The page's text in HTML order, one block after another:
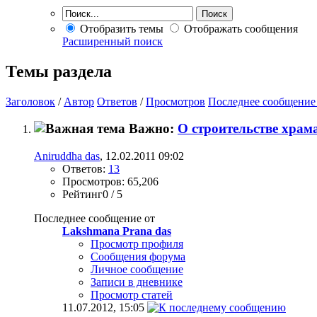
Отобразить темы
Отображать сообщения
Расширенный поиск
Темы раздела
Заголовок / Автор Ответов /Просмотров Последнее сообщение
Важно: О строительстве
Aniruddha das, 12.02.2011 09:02
Ответов: 13
Просмотров: 65,206
Рейтинг0 / 5
Последнее сообщение от
Lakshmana Prana das
Просмотр профиля
Сообщения форума
Личное сообщение
Записи в дневнике
Просмотр статей
11.07.2012, 15:05